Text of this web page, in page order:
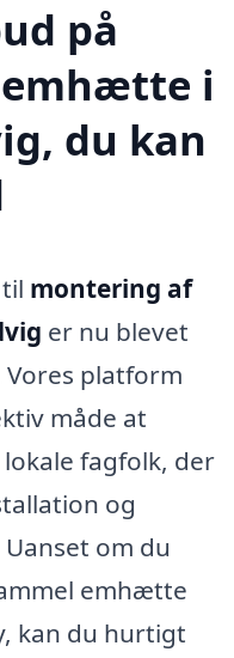
på
i
du kan
montering af
er nu blevet
platform
måde at
fagfolk, der
og
om du
emhætte
kan du hurtigt